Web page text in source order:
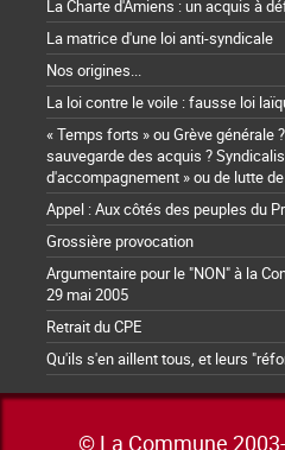
La Charte d'Amiens : un acquis à
La matrice d'une loi anti-syndicale
Nos origines...
La loi contre le voile : fausse loi
« Temps forts » ou Grève générale
sauvegarde des acquis ?
d'accompagnement » ou de lutte
Appel : Aux côtés des peuples du
Grossière provocation
Argumentaire pour le "NON" à la
29 mai 2005
Retrait du CPE
Qu'ils s'en aillent tous, et leurs
© La Commune